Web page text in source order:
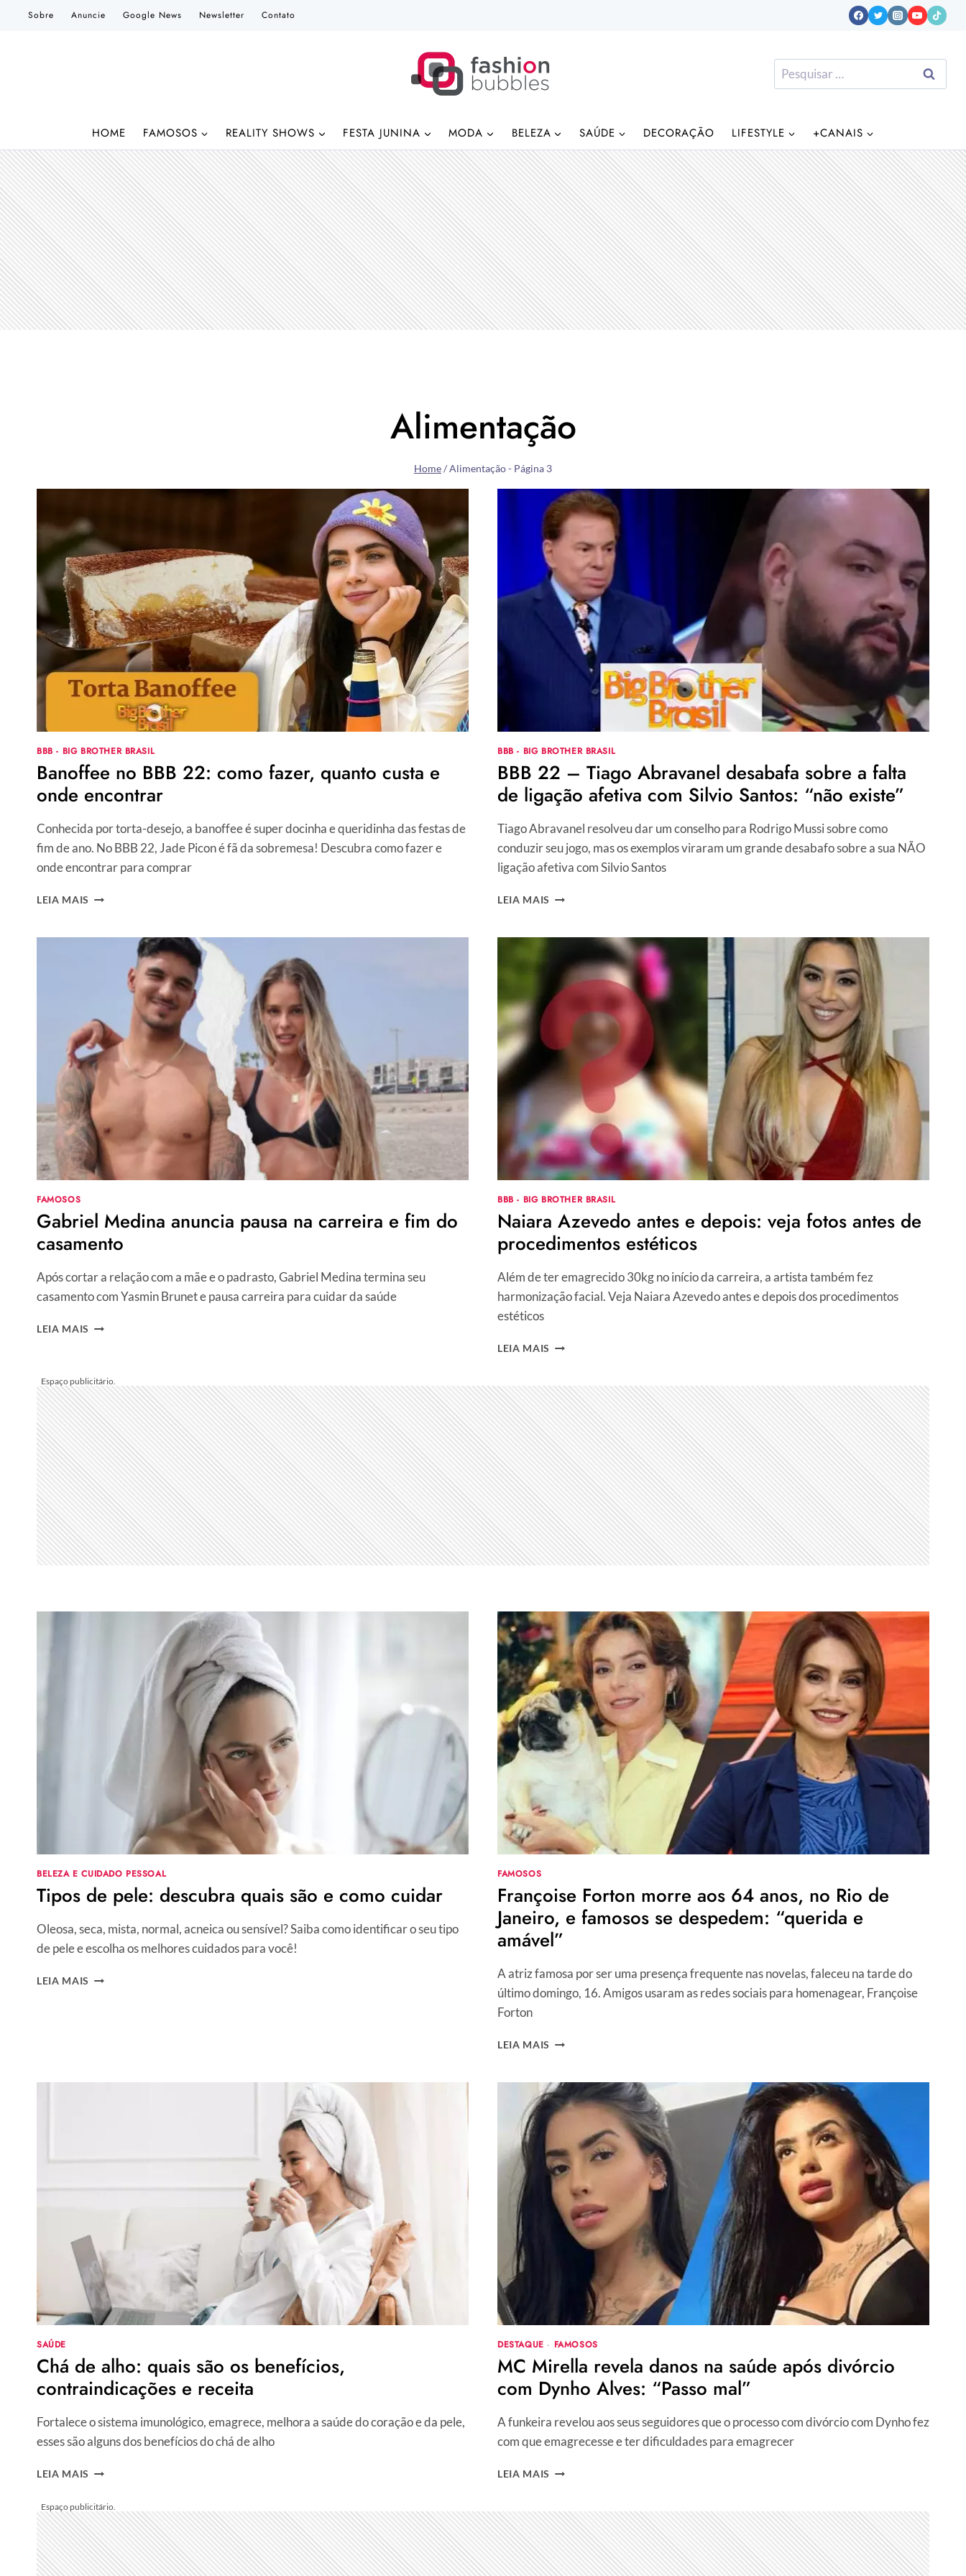
Sobre Anuncie Google News Newsletter Contato
Pesquisar
por:
HOME FAMOSOS REALITY SHOWS FESTA JUNINA MODA BELEZA SAÚDE DECORAÇÃO LIFESTYLE +CANAIS
Alimentação
Home/Alimentação- Página 3
BBB - BIG BROTHER BRASIL
Banoffee no BBB 22: como fazer, quanto custa e
onde encontrar
Conhecida por torta-desejo, a banoffee é super docinha e queridinha das festas de
fim de ano. No BBB 22, Jade Picon é fã da sobremesa! Descubra como fazer e
onde encontrar para comprar
LEIA MAIS BANOFFEE
22:
QUANTO
E
ONDE
ENCONTRAR
BBB - BIG BROTHER BRASIL
BBB 22 – Tiago Abravanel desabafa sobre a falta
de ligação afetiva com Silvio Santos: “não existe”
Tiago Abravanel resolveu dar um conselho para Rodrigo Mussi sobre como
conduzir seu jogo, mas os exemplos viraram um grande desabafo sobre a sua NÃO
ligação afetiva com Silvio Santos
LEIA MAIS BBB
TIAGO
DESABAFA
SOBRE
A
FALTA
LIGAÇÃO
AFETIVA
COM
SILVIO
SANTOS:
“NÃO
EXISTE”
FAMOSOS
Gabriel Medina anuncia pausa na carreira e fim do
casamento
Após cortar a relação com a mãe e o padrasto, Gabriel Medina termina seu
casamento com Yasmin Brunet e pausa carreira para cuidar da saúde
LEIA MAIS GABRIEL
NA
CARREIRA
E
FIM
DO
CASAMENTO
BBB - BIG BROTHER BRASIL
Naiara Azevedo antes e depois: veja fotos antes de
procedimentos estéticos
Além de ter emagrecido 30kg no início da carreira, a artista também fez
harmonização facial. Veja Naiara Azevedo antes e depois dos procedimentos
estéticos
LEIA MAIS NAIARA
E
DEPOIS:
VEJA
FOTOS
ANTES
DE
PROCEDIMENTOS
ESTÉTICOS
BELEZA E CUIDADO PESSOAL
Tipos de pele: descubra quais são e como cuidar
Oleosa, seca, mista, normal, acneica ou sensível? Saiba como identificar o seu tipo
de pele e escolha os melhores cuidados para você!
LEIA MAIS TIPOS
COMO
FAMOSOS
Françoise Forton morre aos 64 anos, no Rio de
Janeiro, e famosos se despedem: “querida e
amável”
A atriz famosa por ser uma presença frequente nas novelas, faleceu na tarde do
último domingo, 16. Amigos usaram as redes sociais para homenagear, Françoise
Forton
LEIA MAIS FRANÇOISE
AOS
64
ANOS,
RIO
DE
JANEIRO,
FAMOSOS
SE
DESPEDEM:
“QUERIDA
AMÁVEL”
SAÚDE
Chá de alho: quais são os benefícios,
contraindicações e receita
Fortalece o sistema imunológico, emagrece, melhora a saúde do coração e da pele,
esses são alguns dos benefícios do chá de alho
LEIA MAIS CHÁ
QUAIS
SÃO
OS
BENEFÍCIOS,
DESTAQUE · FAMOSOS
MC Mirella revela danos na saúde após divórcio
com Dynho Alves: “Passo mal”
A funkeira revelou aos seus seguidores que o processo com divórcio com Dynho fez
com que emagrecesse e ter dificuldades para emagrecer
LEIA MAIS MC
DANOS
NA
SAÚDE
APÓS